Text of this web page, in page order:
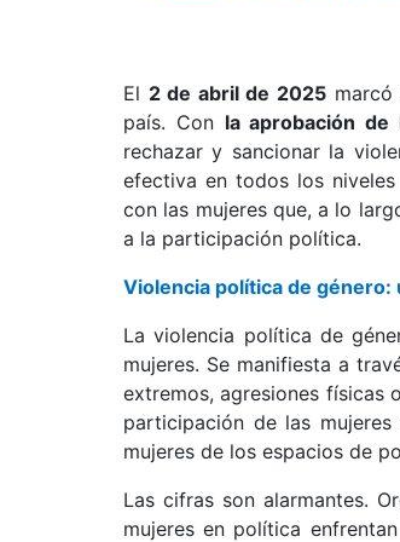
El 2 de abril de 2025
país. Con la aprobación
rechazar y sancionar la
efectiva en todos los
con las mujeres que, a lo
a la participación política.
Violencia política de
La violencia política de
mujeres. Se manifiesta a
extremos, agresiones físicas
participación de las
mujeres de los espacios de
Las cifras son alarmantes.
mujeres en política